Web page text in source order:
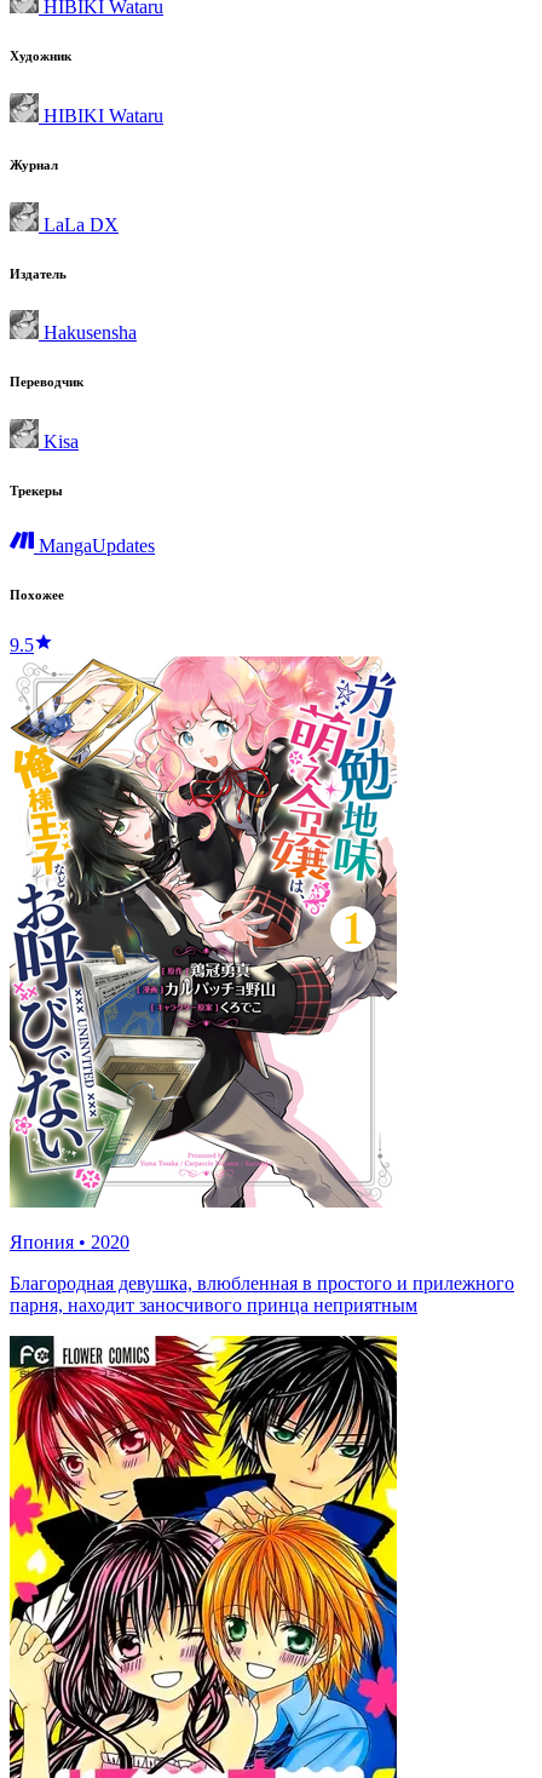
HIBIKI Wataru
Художник
HIBIKI Wataru
Журнал
LaLa DX
Издатель
Hakusensha
Переводчик
Kisa
Трекеры
MangaUpdates
Похожее
9.5
Япония • 2020
Благородная девушка, влюбленная в простого и прилежного
парня, находит заносчивого принца неприятным